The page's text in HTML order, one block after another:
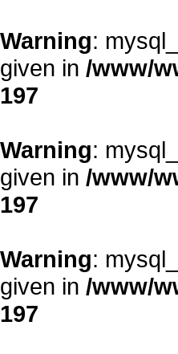
Warning:
given in /www/
197
Warning:
given in /www/
197
Warning:
given in /www/
197